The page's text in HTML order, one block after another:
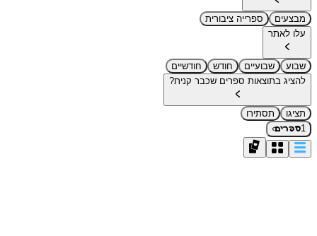
מבצעים
ספרייה ציבורית
עלו לאתר
שבוע שבועיים חודש
חודשיים
להציג בתוצאות ספרים שכבר קנית?
תציגו
תסתירו
1ספרים›